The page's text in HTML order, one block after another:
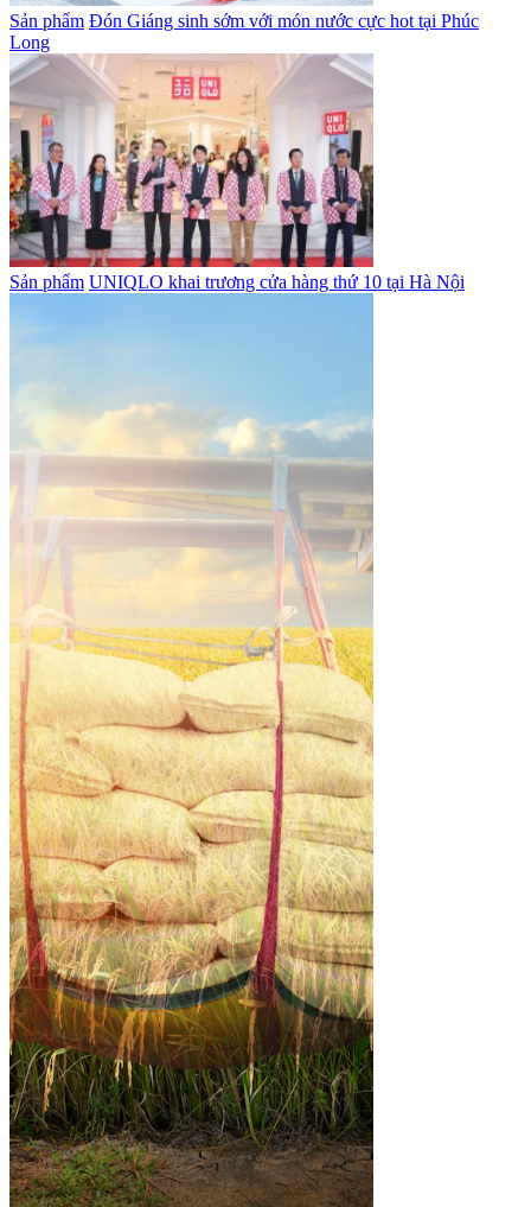
Sản phẩm Đón Giáng sinh sớm với món nước cực hot tại Phúc
Long
Sản phẩm UNIQLO khai trương cửa hàng thứ 10 tại Hà Nội